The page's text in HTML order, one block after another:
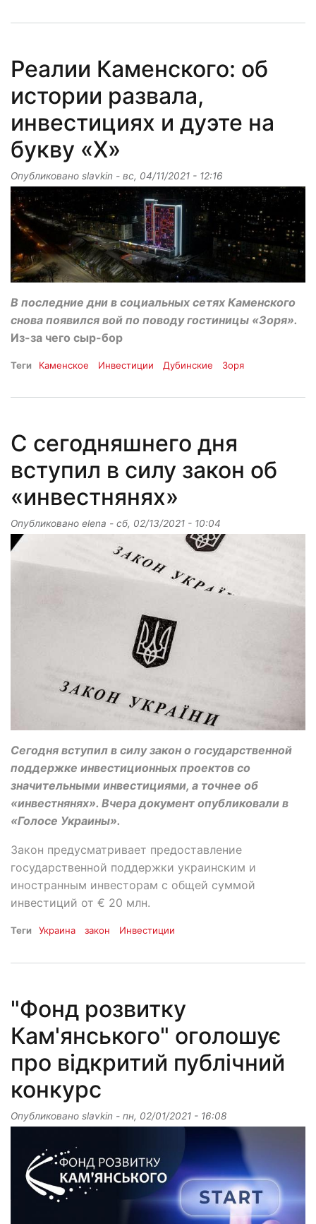
Реалии Каменского: об
истории развала,
инвестициях и дуэте на
букву «Х»
Опубликовано slavkin - вс, 04/11/2021 - 12:16
В последние дни в социальных сетях Каменского
снова появился вой по поводу гостиницы «Зоря».
Из-за чего сыр-бор
Теги Каменское Инвестиции Дубинские Зоря
С сегодняшнего дня
вступил в силу закон об
«инвестнянях»
Опубликовано elena - сб, 02/13/2021 - 10:04
Сегодня вступил в силу закон о государственной
поддержке инвестиционных проектов со
значительными инвестициями, а точнее об
«инвестнянях». Вчера документ опубликовали в
«Голосе Украины».
Закон предусматривает предоставление
государственной поддержки украинским и
иностранным инвесторам с общей суммой
инвестиций от € 20 млн.
Теги Украина закон Инвестиции
"Фонд розвитку
Кам'янського" оголошує
про відкритий публічний
конкурс
Опубликовано slavkin - пн, 02/01/2021 - 16:08